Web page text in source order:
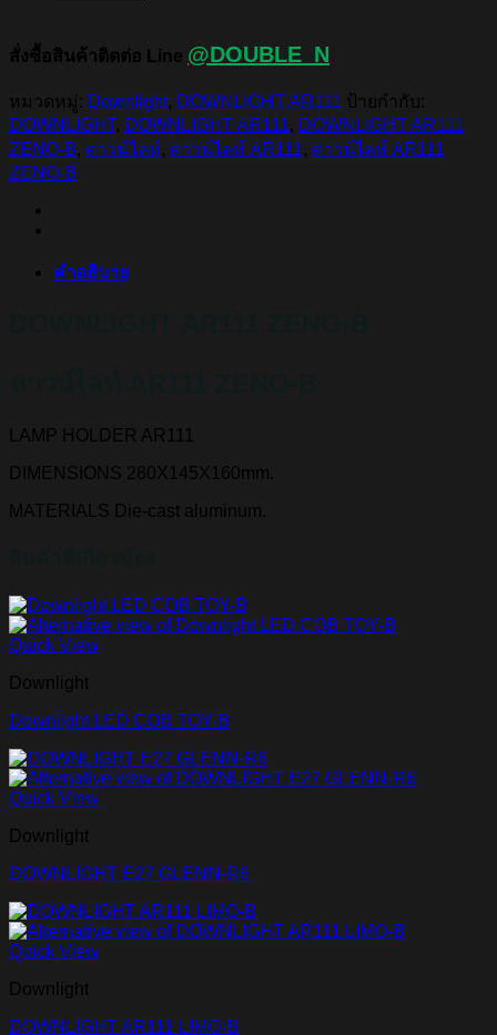
สั่งซื้อสินค้าติดต่อ Line @DOUBLE_N
หมวดหมู่: Downlight, DOWNLIGHT AR111 ป้ายกำกับ:
DOWNLIGHT, DOWNLIGHT AR111, DOWNLIGHT AR111
ZENO-B, ดาวน์ไลท์, ดาวน์ไลท์ AR111, ดาวน์ไลท์ AR111
ZENO-B
คำอธิบาย
LAMP HOLDER AR111
DIMENSIONS 280X145X160mm.
MATERIALS Die-cast aluminum.
Quick View
Downlight
Downlight LED COB TOY-B
Quick View
Downlight
DOWNLIGHT E27 GLENN-R6
Quick View
Downlight
DOWNLIGHT AR111 LIMO-B